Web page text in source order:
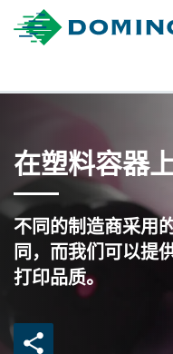
在塑料容器
不同的制造商采用
同，而我们可以提
打印品质。